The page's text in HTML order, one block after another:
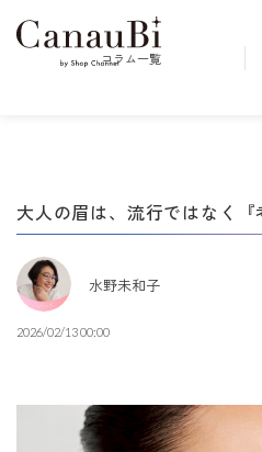
コラム一覧
大人の眉は、流行ではなく『
水野未和子
2026/02/13 00:00